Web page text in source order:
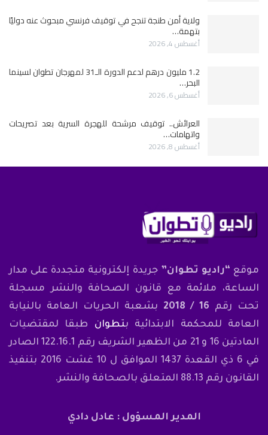
ولاية أمن طنجة تنجح في توقيف فرنسي مبحوث عنه دوليًا
بتهمة…
أغسطس 4, 2026
1.2 مليون درهم لدعم الدورة الـ31 لمهرجان تطوان لسينما
البحر…
أغسطس 6, 2026
العرائش.. توقيف مرشحة للهجرة السرية بعد تصريحات
واتهامات…
أغسطس 8, 2026
موقع “راديو تطوان” جريدة إلكترونية متجددة على مدار
الساعة، ملائمة مع قانون الصحافة والنشر مسجلة
تحت رقم 16 / 2018
بشعبة الحريات العامة بالنيابة
العامة للمحكمة الابتدائية بتطوان طبقا لمقتضيات
المادتين 16 و 21 من الظهير الشريف رقم 122.16.1 الصادر
في 6 ذي القعدة 1437 الموافق ل 10 غشت 2016 بتنفيذ
القانون رقم 88.13 المتعلق بالصحافة والنشر.
المدير المسؤول : عادل دادي